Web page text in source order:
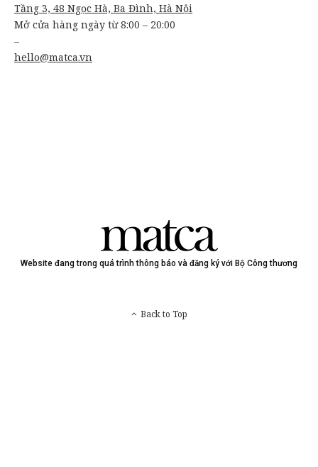
Tầng 3, 48 Ngọc Hà, Ba Đình, Hà Nội
Mở cửa hàng ngày từ 8:00 – 20:00
–
hello@matca.vn
Website đang trong quá trình thông báo và đăng ký với Bộ Công thương
Back to Top